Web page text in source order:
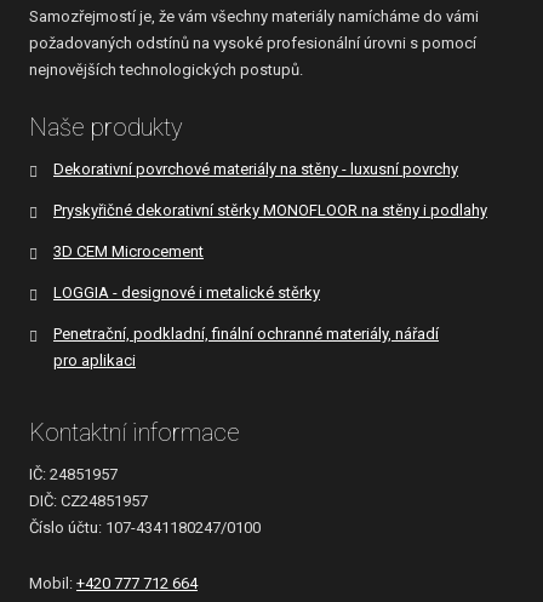
Samozřejmostí je, že vám všechny materiály namícháme do vámi
požadovaných odstínů na vysoké profesionální úrovni s pomocí
nejnovějších technologických postupů.
Naše produkty
Dekorativní povrchové materiály na stěny - luxusní povrchy
Pryskyřičné dekorativní stěrky MONOFLOOR na stěny i podlahy
3D CEM Microcement
LOGGIA - designové i metalické stěrky
Penetrační, podkladní, finální ochranné materiály, nářadí
pro aplikaci
Kontaktní informace
IČ: 24851957
DIČ: CZ24851957
Číslo účtu: 107-4341180247/0100
Mobil: +420 777 712 664